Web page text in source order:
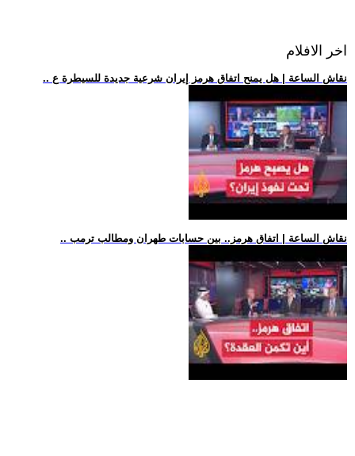
اخر الافلام
.. نقاش الساعة | هل يمنح اتفاق هرمز إيران شرعية جديدة للسيطرة ع
.. نقاش الساعة | اتفاق هرمز.. بين حسابات طهران ومطالب ترمب